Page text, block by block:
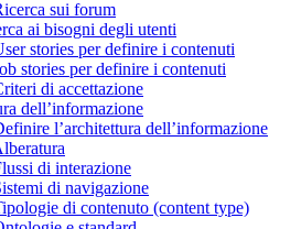
sui forum
ai bisogni degli utenti
stories per definire i contenuti
stories per definire i contenuti
di accettazione
dell’informazione
l’architettura dell’informazione
di interazione
di navigazione
di contenuto (content type)